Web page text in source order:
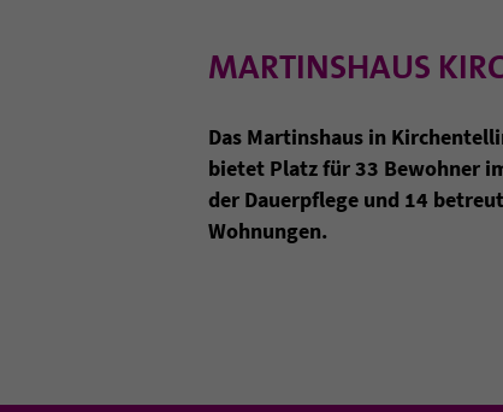
MARTINSHAUS
Das Martinshaus in
bietet Platz für 33 Bewohner
der Dauerpflege und 14
Wohnungen.